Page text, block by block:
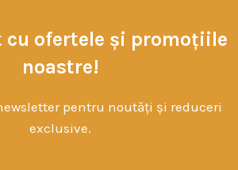
cu ofertele și promoțiile
noastre!
pentru noutăți și reduceri
exclusive.